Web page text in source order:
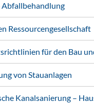
Ressourcengesellschaft
für den Bau
von Stauanlagen
Kanalsanierung –